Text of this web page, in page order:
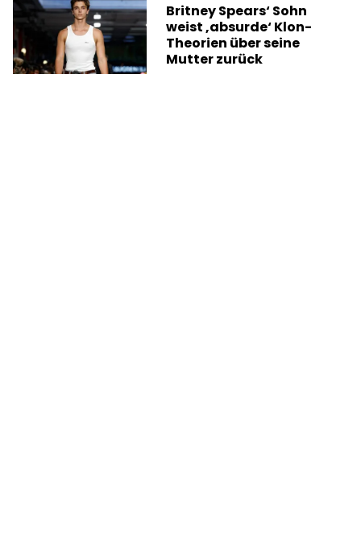
Britney Spears‘ Sohn
weist ‚absurde‘ Klon-
Theorien über seine
Mutter zurück